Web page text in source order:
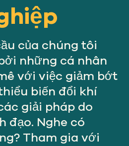
của chúng tôi
những cá nhân
với việc giảm bớt
biến đổi khí
giải pháp do
đạo. Nghe có
Tham gia với